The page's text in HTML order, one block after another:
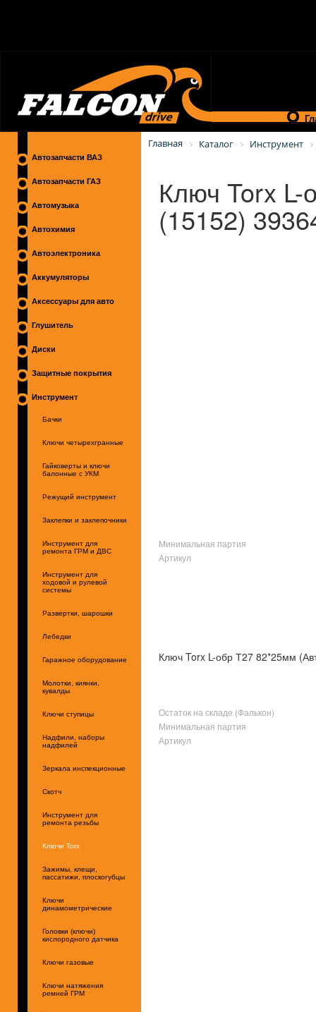
Автозапчасти ВАЗ
Автозапчасти ГАЗ
Автомузыка
Автохимия
Автоэлектроника
Аккумуляторы
Аксессуары для авто
Глушитель
Диски
Защитные покрытия
Инструмент
Бачки
Ключи четырехгранные
Гайковерты и ключи
балонные с УКМ
Режущий инструмент
Заклепки и заклепочники
Инструмент для
ремонта ГРМ и ДВС
Инструмент для
ходовой и рулевой
системы
Развертки, шарошки
Лебедки
Гаражное оборудование
Молотки, киянки,
кувалды
Ключи ступицы
Надфили, наборы
надфилей
Зеркала инспекционные
Скотч
Инструмент для
ремонта резьбы
Ключи Torx
Зажимы, клещи,
пассатижи, плоскогубцы
Ключи
динамометрические
Головки (ключи)
кислородного датчика
Ключи газовые
Ключи натяжения
ремней ГРМ
Главная Каталог Инструмент
Ключ Torx
(15152)
Минимальная партия
Артикул
Ключ Torx L-обр Т27 82*25мм
Остаток на складе (Фалькон)
Минимальная партия
Артикул